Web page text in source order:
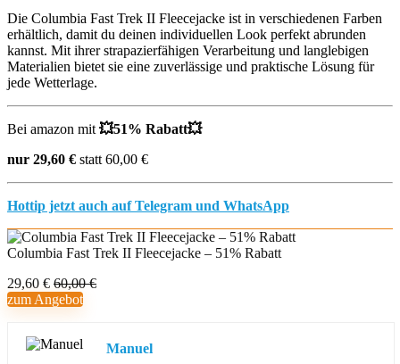
Die Columbia Fast Trek II Fleecejacke ist in verschiedenen Farben
erhältlich, damit du deinen individuellen Look perfekt abrunden
kannst. Mit ihrer strapazierfähigen Verarbeitung und langlebigen
Materialien bietet sie eine zuverlässige und praktische Lösung für
jede Wetterlage.
Bei amazon mit 💥51% Rabatt💥
nur 29,60 € statt 60,00 €
Hottip jetzt auch auf Telegram und WhatsApp
Columbia Fast Trek II Fleecejacke – 51% Rabatt
29,60 € 60,00 €
zum Angebot
Manuel